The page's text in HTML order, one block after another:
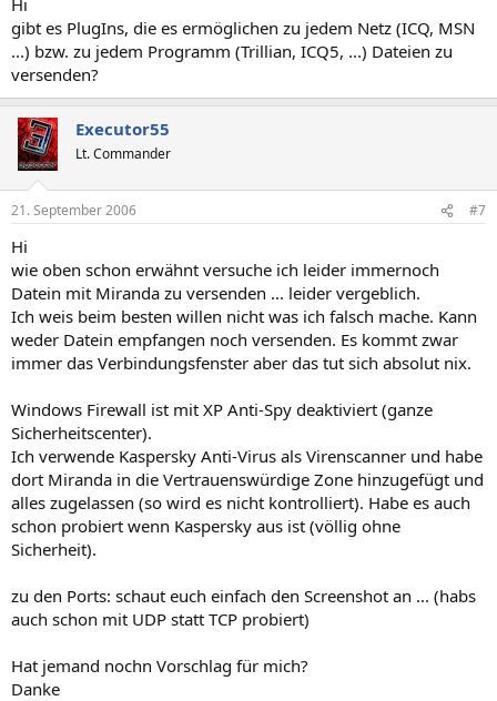
gibt es PlugIns, die es ermöglichen zu jedem Netz (ICQ, MSN
...) bzw. zu jedem Programm (Trillian, ICQ5, ...) Dateien zu
versenden?
Executor55
Lt. Commander
21. September 2006 #7
Hi
wie oben schon erwähnt versuche ich leider immernoch
Datein mit Miranda zu versenden ... leider vergeblich.
Ich weis beim besten willen nicht was ich falsch mache. Kann
weder Datein empfangen noch versenden. Es kommt zwar
immer das Verbindungsfenster aber das tut sich absolut nix.
Windows Firewall ist mit XP Anti-Spy deaktiviert (ganze
Sicherheitscenter).
Ich verwende Kaspersky Anti-Virus als Virenscanner und habe
dort Miranda in die Vertrauenswürdige Zone hinzugefügt und
alles zugelassen (so wird es nicht kontrolliert). Habe es auch
schon probiert wenn Kaspersky aus ist (völlig ohne
Sicherheit).
zu den Ports: schaut euch einfach den Screenshot an ... (habs
auch schon mit UDP statt TCP probiert)
Hat jemand nochn Vorschlag für mich?
Danke